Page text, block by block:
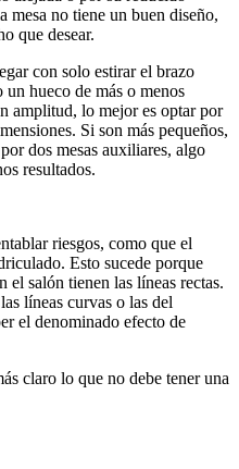
mesa no tiene un buen diseño,
que desear.
con solo estirar el brazo
un hueco de más o menos
amplitud, lo mejor es optar por
Si son más pequeños,
dos mesas auxiliares, algo
resultados.
riesgos, como que el
Esto sucede porque
el salón tienen las líneas rectas.
líneas curvas o las del
el denominado efecto de
claro lo que no debe tener una